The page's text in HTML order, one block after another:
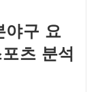
야구 요
츠 분석